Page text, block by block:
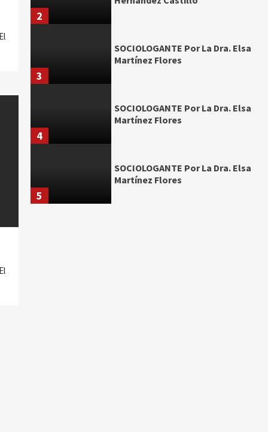
2
3
SOCIOLOGANTE Por La Dra. Elsa
Martínez Flores
4
SOCIOLOGANTE Por La Dra. Elsa
Martínez Flores
5
SOCIOLOGANTE Por La Dra. Elsa
Martínez Flores